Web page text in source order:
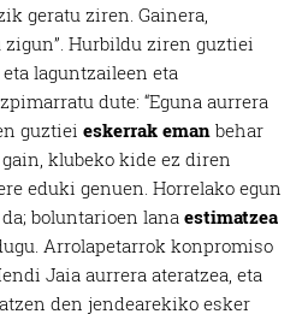
geratu ziren. Gainera,
Hurbildu ziren guztiei
laguntzaileen eta
dute: “Eguna aurrera
guztieieskerrak eman behar
klubeko kide ez diren
eduki genuen. Horrelako egun
boluntarioen lana estimatzea
Arrolapetarrok konpromiso
Jaia aurrera ateratzea, eta
den jendearekiko esker